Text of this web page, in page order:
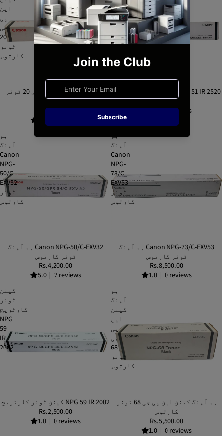
این
پی
جی
20
ٹونر
کارتوس
ہم آہنگ کینن این پی جی 20 ٹونر
کارتوس
Rs.1,000.00
NPG
51
IR
2520
کینن ٹونر کارٹریج NPG 51 IR 2520
Rs.4,500.00
1.0 | 0 reviews
ہم
آہنگ
Canon
NPG-
50/C-
EXV32
ٹونر
کارتوس
ہم آہنگ Canon NPG-50/C-EXV32
ٹونر کارتوس
Rs.4,200.00
5.0
2 reviews
ہم
آہنگ
Canon
NPG-
73/C-
EXV53
ٹونر
کارتوس
ہم آہنگ Canon NPG-73/C-EXV53
ٹونر کارتوس
Rs.8,500.00
1.0
0 reviews
کینن
ٹونر
کارٹریج
NPG
59
IR
2002
کینن ٹونر کارٹریج NPG 59 IR 2002
Rs.2,500.00
1.0
0 reviews
ہم
آہنگ
کینن
این
پی
جی
68
ٹونر
کارتوس
ہم آہنگ کینن این پی جی 68 ٹونر
کارتوس
Rs.5,500.00
1.0
0 reviews